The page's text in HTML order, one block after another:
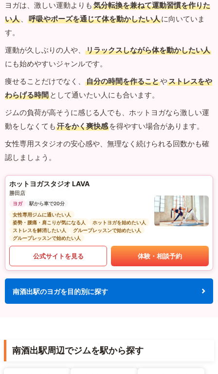
ヨガは、激しい運動よりも 気分転換を兼ねて運動習慣を作りた
い人 、 呼吸やポーズを通じて体を動かしたい人に向いていま
す。
運動が久しぶりの人や、
リラックスしながら体を動かしたい人
にも始めやすいジャンルです。
痩せることだけでなく、
自分の時間を作ることやストレスをや
わらげる時間 として通いたい人にも合います。
ジムの負荷が高そうに感じる人でも、ホットヨガなら激しい運
動をしなくても 汗をかく爽快感 を得やすい場合があります。
女性専用スタジオの安心感や、無理なく続けられる回数かも確
認しましょう。
ホットヨガスタジオ LAVA
勝田店
ヨガ
駅から車で20分
女性専用ジムに通いたい人
姿勢・腰痛・肩こりが気になる人
ホットヨガを始めたい人
ストレスを解消したい人
グループレッスンで始めたい人
グループレッスンで始めたい人
公式サイトを見る 体験・相談予約
南酒出駅のヨガを目的別に探す
南酒出駅周辺でジムを駅から探す